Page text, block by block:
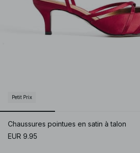
Petit Prix
Chaussures pointues en satin à talon
EUR 9.95